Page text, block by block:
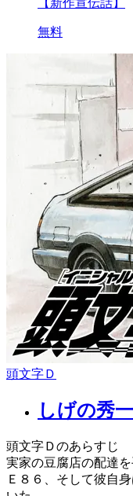
無料
頭文字Ｄ
しげの秀一
頭文字Ｄのあらすじ
実家の豆腐店の配達
Ｅ８６、そして彼自